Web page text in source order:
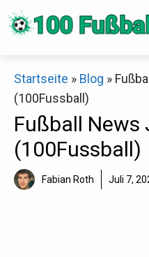
Zum
Inhalt
Startseite » Blog »
(100Fussball)
Fußball News
(100Fussball)
Fabian Roth Juli 7,
Schaue dir jetzt die
Sale bei